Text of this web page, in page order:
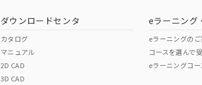
この製品の規格認証/適合
その他の認証はこちらのページからご
ダウンロードセンタ
カタログ
マニュアル
2D CAD
3D CAD
eラーニング
eラーニングのご
コースを選んで
eラーニングコー